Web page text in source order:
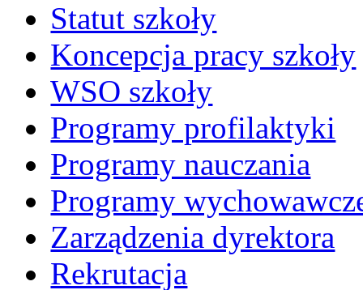
Statut szkoły
Koncepcja pracy szkoły
WSO szkoły
Programy profilaktyki
Programy nauczania
Programy
Zarządzenia dyrektora
Rekrutacja